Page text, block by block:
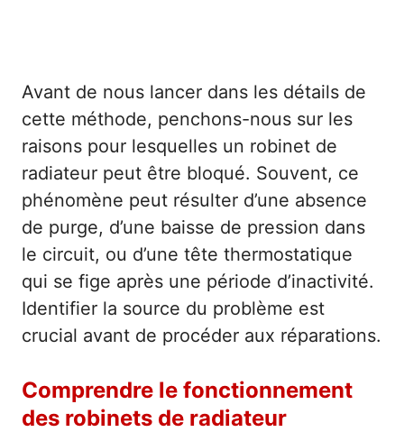
Avant de nous lancer dans les détails de
cette méthode, penchons-nous sur les
raisons pour lesquelles un robinet de
radiateur peut être bloqué. Souvent, ce
phénomène peut résulter d’une absence
de purge, d’une baisse de pression dans
le circuit, ou d’une tête thermostatique
qui se fige après une période d’inactivité.
Identifier la source du problème est
crucial avant de procéder aux réparations.
Comprendre le fonctionnement
des robinets de radiateur